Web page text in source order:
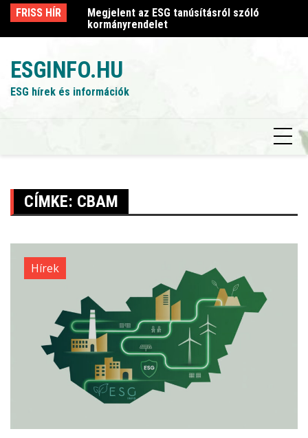
Skip
content
FRISS HÍR
szóló
Megjelent az ESG tanúsításról szóló
kormányrendelet
ESGINFO.HU
ESG hírek és információk
CÍMKE: CBAM
Hírek